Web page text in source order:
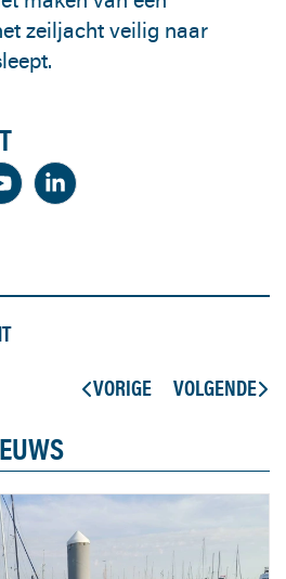
zeiljacht veilig naar
VORIGE
VOLGENDE